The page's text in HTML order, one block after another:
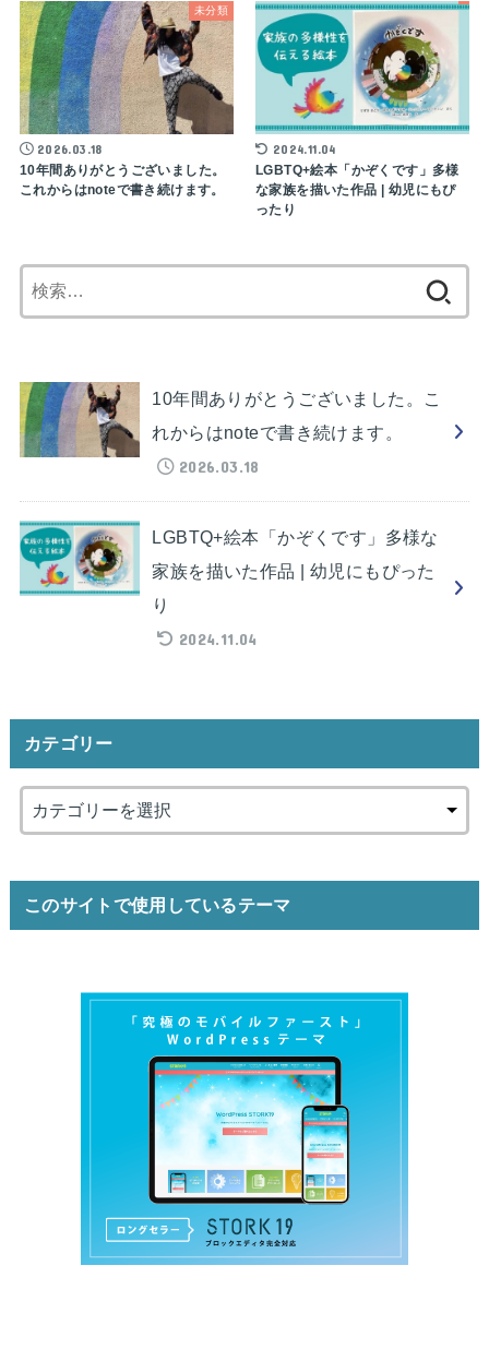
未分類
2026.03.18
10年間ありがとうございました。
これからはnoteで書き続けます。
2024.11.04
LGBTQ+絵本「かぞくです」多様
な家族を描いた作品 | 幼児にもぴ
ったり
索:
10年間ありがとうございました。こ
れからはnoteで書き続けます。
2026.03.18
LGBTQ+絵本「かぞくです」多様な
家族を描いた作品 | 幼児にもぴった
り
2024.11.04
カテゴリー
このサイトで使用しているテーマ